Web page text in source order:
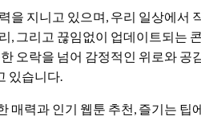
을 지니고 있으며, 우리 일상에서
, 그리고 끊임없이 업데이트되는
오락을 넘어 감정적인 위로와 공
있습니다.
매력과 인기 웹툰 추천, 즐기는 팁